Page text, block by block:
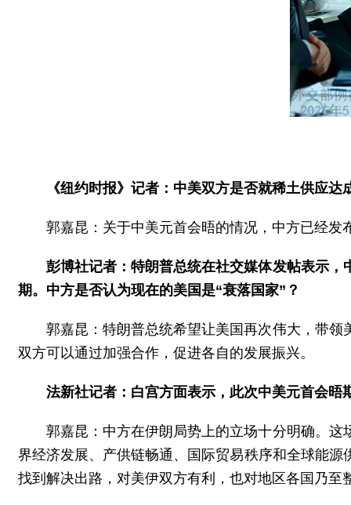
《纽约时报》记者：中美双方是否就稀土供应达
郭嘉昆：关于中美元首会晤的情况，中方已经
彭博社记者：特朗普总统在社交媒体发帖表示
期。中方是否认为现在的美国是“衰落国家”？
郭嘉昆：特朗普总统希望让美国再次伟大，带
双方可以通过加强合作，促进各自的发展振兴。
法新社记者：白宫方面表示，此次中美元首会
郭嘉昆：中方在伊朗局势上的立场十分明确。
界经济发展、产供链畅通、国际贸易秩序和全球能
找到解决出路，对美伊双方有利，也对地区各国乃至